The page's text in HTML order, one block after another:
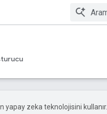
zeka teknolojisini kullanır.